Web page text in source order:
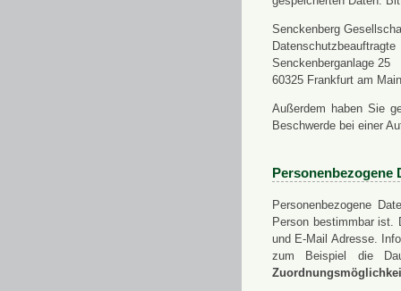
Senckenberg
Datenschutzbeauftragte
Senckenberganlage 25
60325 Frankfurt am Main
Außerdem haben Sie
Beschwerde bei einer
Personenbezogene
Personenbezogene
Person bestimmbar ist.
und E-Mail Adresse.
zum Beispiel die